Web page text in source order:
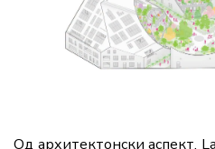
Од архитектонски аспект,